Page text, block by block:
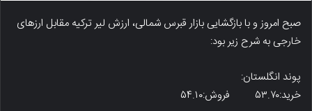
صبح امروز و با بازگشایی بازار قبرس شمالی، ارزش لیر ترکیه مقابل ارزهای
خارجی به شرح زیر بود:
پوند انگلستان:
خرید:۵۳.۷۰ فروش:۵۴.۱۰